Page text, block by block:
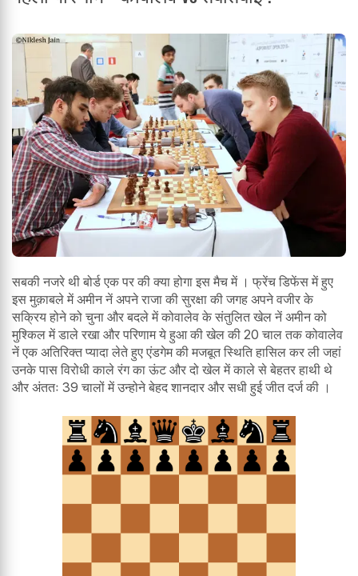
सबकी नजरे थी बोर्ड एक पर की क्या होगा इस मैच में । फ्रेंच डिफेंस में हुए
इस मुक़ाबले में अमीन नें अपने राजा की सुरक्षा की जगह अपने वजीर के
सक्रिय होने को चुना और बदले में कोवालेव के संतुलित खेल नें अमीन को
मुश्किल में डाले रखा और परिणाम ये हुआ की खेल की 20 चाल तक कोवालेव
नें एक अतिरिक्त प्यादा लेते हुए एंडगेम की मजबूत स्थिति हासिल कर ली जहां
उनके पास विरोधी काले रंग का ऊंट और दो खेल में काले से बेहतर हाथी थे
और अंततः 39 चालों में उन्होने बेहद शानदार और सधी हुई जीत दर्ज की ।